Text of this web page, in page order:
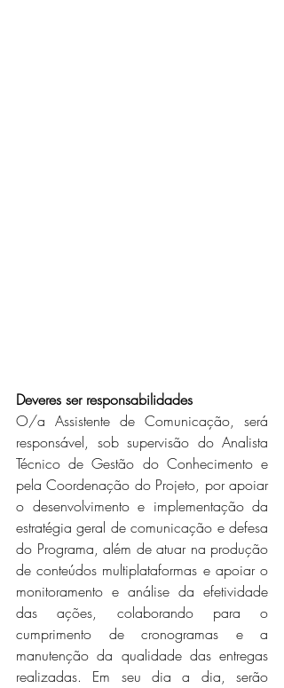
Deveres ser responsabilidades
O/a Assistente de Comunicação, será
responsável, sob supervisão do Analista
Técnico de Gestão do Conhecimento e
pela Coordenação do Projeto, por apoiar
o desenvolvimento e implementação da
estratégia geral de comunicação e defesa
do Programa, além de atuar na produção
de conteúdos multiplataformas e apoiar o
monitoramento e análise da efetividade
das ações, colaborando para o
cumprimento de cronogramas e a
manutenção da qualidade das entregas
realizadas. Em seu dia a dia, serão